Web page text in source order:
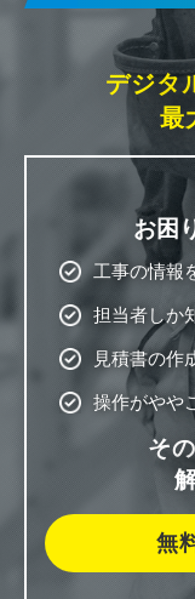
デジタ
最
お困
工事の情報
担当者しか
見積書の作
操作がやや
そ
無